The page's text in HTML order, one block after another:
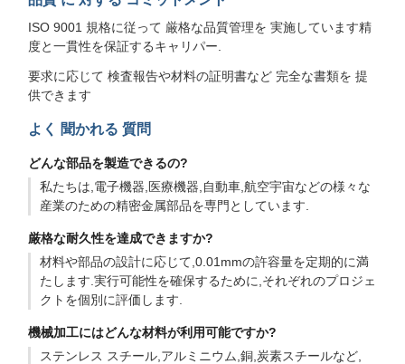
ISO 9001 規格に従って 厳格な品質管理を 実施しています精
度と一貫性を保証するキャリパー.
要求に応じて 検査報告や材料の証明書など 完全な書類を 提
供できます
よく 聞かれる 質問
どんな部品を製造できるの?
私たちは,電子機器,医療機器,自動車,航空宇宙などの様々な
産業のための精密金属部品を専門としています.
厳格な耐久性を達成できますか?
材料や部品の設計に応じて,0.01mmの許容量を定期的に満
たします.実行可能性を確保するために,それぞれのプロジェ
クトを個別に評価します.
機械加工にはどんな材料が利用可能ですか?
ステンレス スチール,アルミニウム,銅,炭素スチールなど,